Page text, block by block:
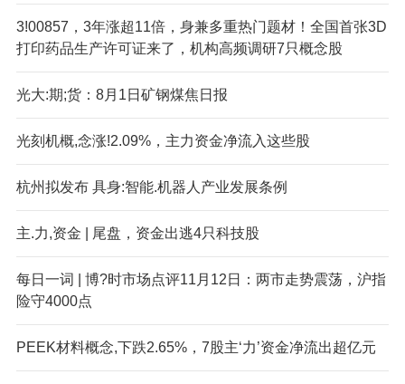
3!00857，3年涨超11倍，身兼多重热门题材！全国首张3D
打印药品生产许可证来了，机构高频调研7只概念股
光大:期;货：8月1日矿钢煤焦日报
光刻机概,念涨!2.09%，主力资金净流入这些股
杭州拟发布 具身:智能.机器人产业发展条例
主.力,资金 | 尾盘，资金出逃4只科技股
每日一词 | 博?时市场点评11月12日：两市走势震荡，沪指
险守4000点
PEEK材料概念,下跌2.65%，7股主‘力’资金净流出超亿元